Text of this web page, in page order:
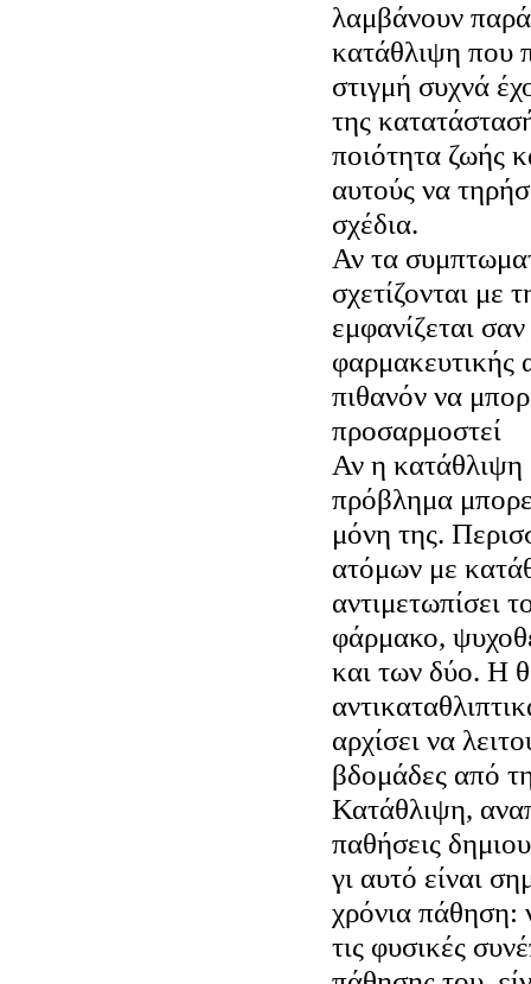
λαμβάνουν
κατάθλιψη που
στιγμή συχνά
της
ποιότητα ζωής
αυτούς να
σχέδια.
Αν τα
σχετίζονται με
εμφανίζεται
φαρμακευτικής
πιθανόν να
προσαρμοστεί
Αν η κατάθλιψη
πρόβλημα
μόνη της.
ατόμων με
αντιμετωπίσει
φάρμακο,
και των δύο. Η
αρχίσει να
βδομάδες από
Κατάθλιψη,
παθήσεις
γι αυτό είναι
χρόνια πάθηση:
τις φυσικές